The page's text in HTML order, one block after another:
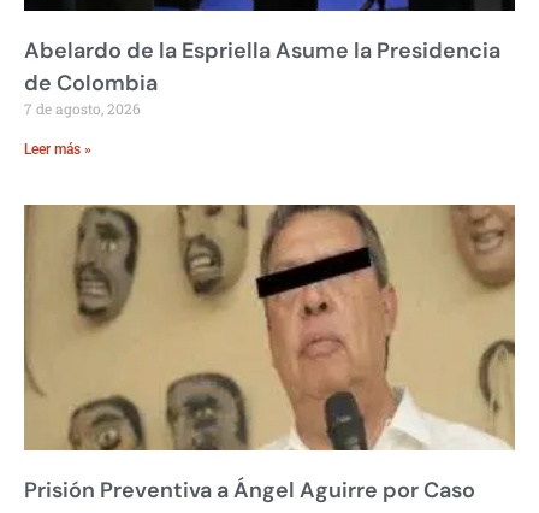
Abelardo de la Espriella Asume la Presidencia
de Colombia
7 de agosto, 2026
Leer más »
Prisión Preventiva a Ángel Aguirre por Caso